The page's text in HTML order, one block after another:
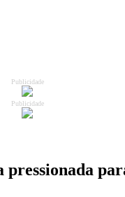
Publicidade
Publicidade
pressionada